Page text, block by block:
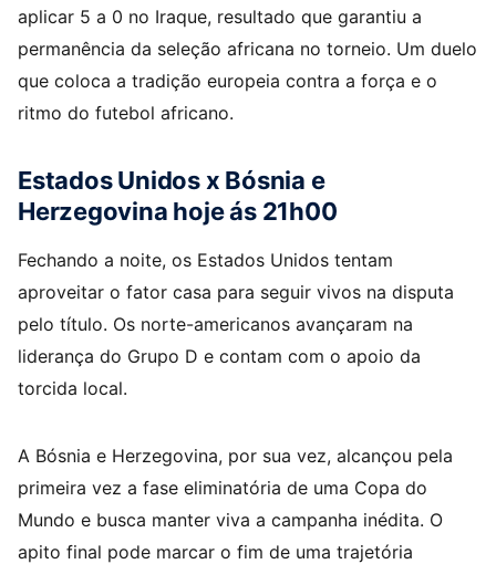
aplicar 5 a 0 no Iraque, resultado que garantiu a
permanência da seleção africana no torneio. Um duelo
que coloca a tradição europeia contra a força e o
ritmo do futebol africano.
Estados Unidos x Bósnia e
Herzegovina hoje ás 21h00
Fechando a noite, os Estados Unidos tentam
aproveitar o fator casa para seguir vivos na disputa
pelo título. Os norte-americanos avançaram na
liderança do Grupo D e contam com o apoio da
torcida local.
A Bósnia e Herzegovina, por sua vez, alcançou pela
primeira vez a fase eliminatória de uma Copa do
Mundo e busca manter viva a campanha inédita. O
apito final pode marcar o fim de uma trajetória